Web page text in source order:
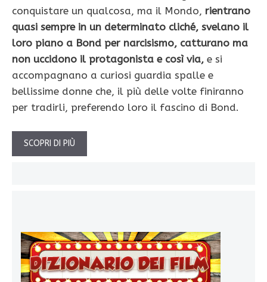
conquistare un qualcosa, ma il Mondo, rientrano
quasi sempre in un determinato cliché, svelano il
loro piano a Bond per narcisismo, catturano ma
non uccidono il protagonista e così via, e si
accompagnano a curiosi guardia spalle e
bellissime donne che, il più delle volte finiranno
per tradirli, preferendo loro il fascino di Bond.
SCOPRI DI PIÙ